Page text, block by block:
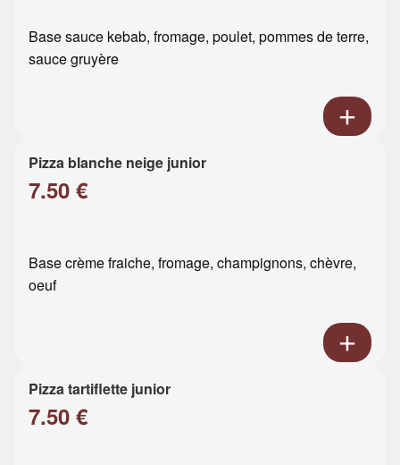
Base sauce kebab, fromage, poulet, pommes de terre,
sauce gruyère
Pizza blanche neige junior
7.50 €
Base crème fraiche, fromage, champignons, chèvre,
oeuf
Pizza tartiflette junior
7.50 €